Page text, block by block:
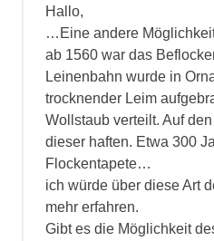
Hallo,
…Eine andere
ab 1560 war das
Leinenbahn wurde in
trocknender Leim
Wollstaub verteilt. Auf
dieser haften. Etwa 300
Flockentapete…
ich würde über diese Art
mehr erfahren.
Gibt es die Möglichkeit